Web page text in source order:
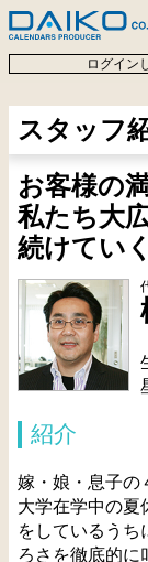
ログイン
スタッフ
お客様の
私たち大
続けてい
紹介
嫁・娘・息子の
大学在学中の夏
をしているうち
ろさを徹底的に